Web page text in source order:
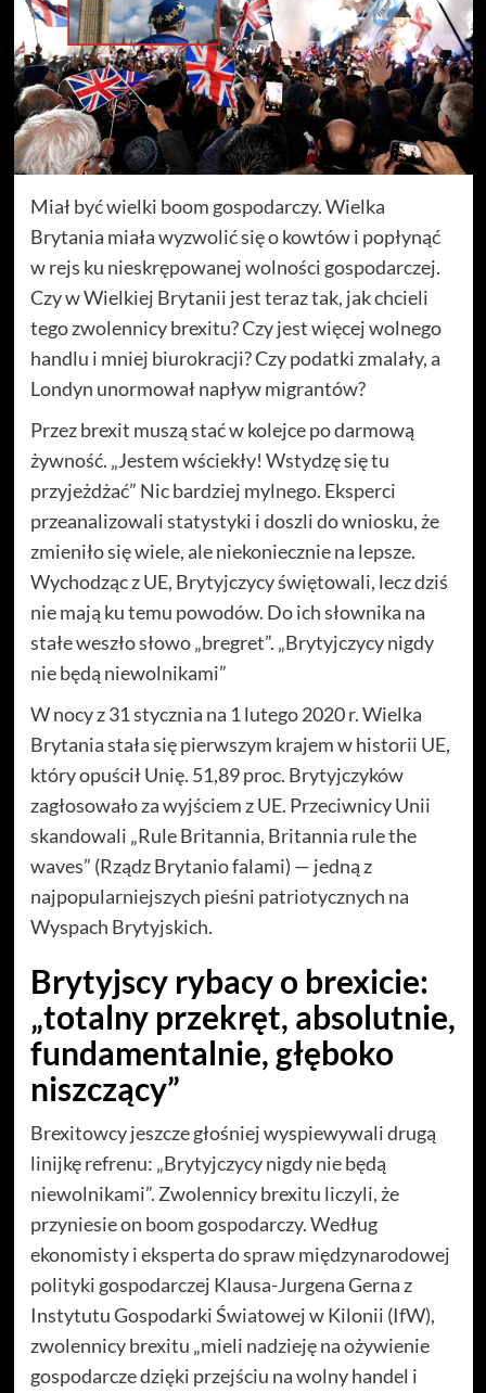
Miał być wielki boom gospodarczy. Wielka
Brytania miała wyzwolić się o kowtów i popłynąć
w rejs ku nieskrępowanej wolności gospodarczej.
Czy w Wielkiej Brytanii jest teraz tak, jak chcieli
tego zwolennicy brexitu? Czy jest więcej wolnego
handlu i mniej biurokracji? Czy podatki zmalały, a
Londyn unormował napływ migrantów?
Przez brexit muszą stać w kolejce po darmową
żywność. „Jestem wściekły! Wstydzę się tu
przyjeżdżać” Nic bardziej mylnego. Eksperci
przeanalizowali statystyki i doszli do wniosku, że
zmieniło się wiele, ale niekoniecznie na lepsze.
Wychodząc z UE, Brytyjczycy świętowali, lecz dziś
nie mają ku temu powodów. Do ich słownika na
stałe weszło słowo „bregret”. „Brytyjczycy nigdy
nie będą niewolnikami”
W nocy z 31 stycznia na 1 lutego 2020 r. Wielka
Brytania stała się pierwszym krajem w historii UE,
który opuścił Unię. 51,89 proc. Brytyjczyków
zagłosowało za wyjściem z UE. Przeciwnicy Unii
skandowali „Rule Britannia, Britannia rule the
waves” (Rządz Brytanio falami) — jedną z
najpopularniejszych pieśni patriotycznych na
Wyspach Brytyjskich.
Brytyjscy rybacy o brexicie:
„totalny przekręt, absolutnie,
fundamentalnie, głęboko
niszczący”
Brexitowcy jeszcze głośniej wyspiewywali drugą
linijkę refrenu: „Brytyjczycy nigdy nie będą
niewolnikami”. Zwolennicy brexitu liczyli, że
przyniesie on boom gospodarczy. Według
ekonomisty i eksperta do spraw międzynarodowej
polityki gospodarczej Klausa-Jurgena Gerna z
Instytutu Gospodarki Światowej w Kilonii (IfW),
zwolennicy brexitu „mieli nadzieję na ożywienie
gospodarcze dzięki przejściu na wolny handel i